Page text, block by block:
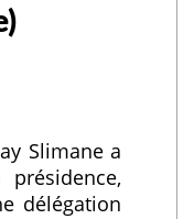
Slimane a
délégation